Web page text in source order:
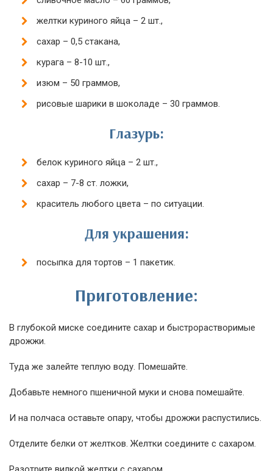
желтки куриного яйца – 2 шт.,
сахар – 0,5 стакана,
курага – 8-10 шт.,
изюм – 50 граммов,
рисовые шарики в шоколаде – 30 граммов.
Глазурь:
белок куриного яйца – 2 шт.,
сахар – 7-8 ст. ложки,
краситель любого цвета – по ситуации.
Для украшения:
посыпка для тортов – 1 пакетик.
Приготовление:
В глубокой миске соедините сахар и быстрорастворимые
дрожжи.
Туда же залейте теплую воду. Помешайте.
Добавьте немного пшеничной муки и снова помешайте.
И на полчаса оставьте опару, чтобы дрожжи распустились.
Отделите белки от желтков. Желтки соедините с сахаром.